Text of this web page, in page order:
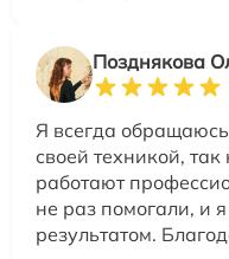
Позднякова
Я всегда обращаюсь
своей техникой,
работают
не раз помогали, и
результатом.